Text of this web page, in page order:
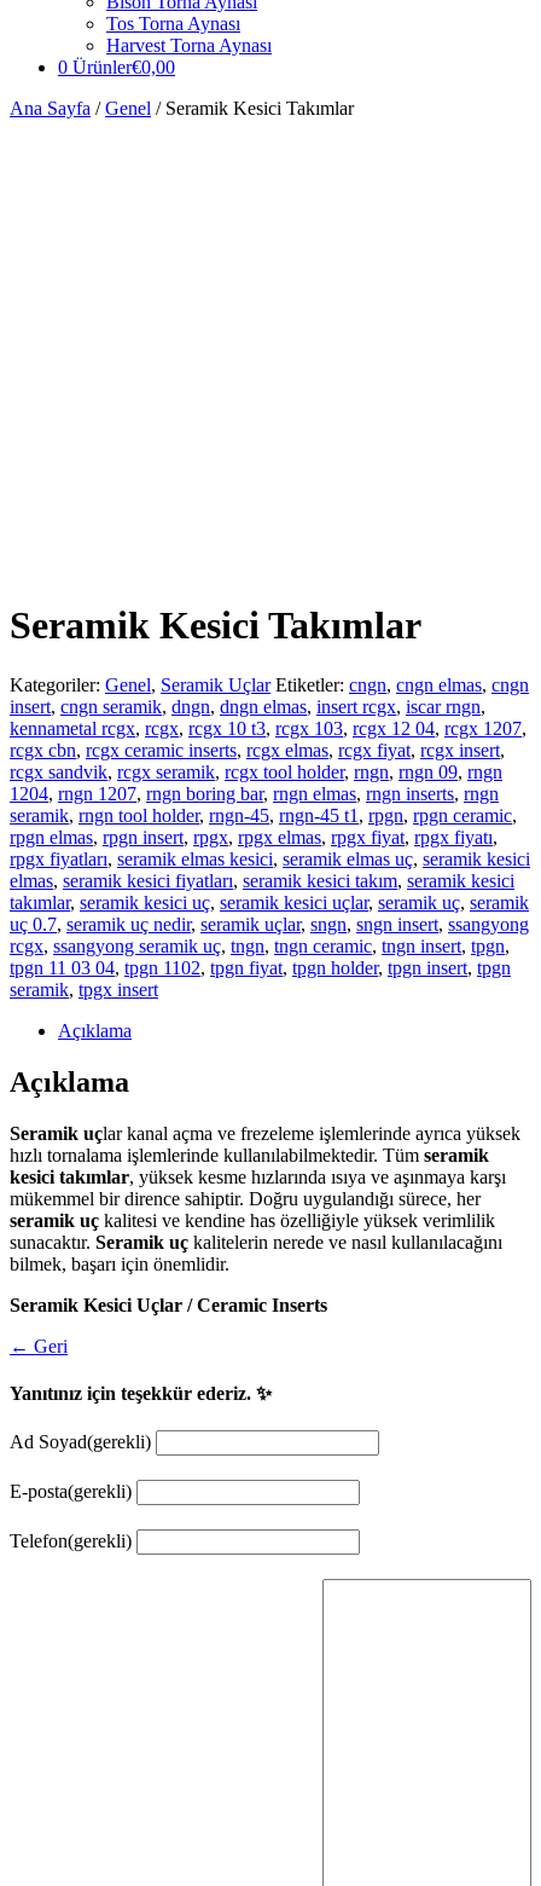
Tos Torna Aynası
Harvest Torna Aynası
0 Ürünler€0,00
Ana Sayfa /Genel / Seramik Kesici Takımlar
Seramik Kesici Takımlar
Kategoriler: Genel, Seramik Uçlar Etiketler: cngn, cngn elmas, cngn
insert, cngn seramik, dngn, dngn elmas, insert rcgx, iscar rngn,
kennametal rcgx, rcgx, rcgx 10 t3, rcgx 103, rcgx 12 04, rcgx 1207,
rcgx cbn, rcgx ceramic inserts, rcgx elmas, rcgx fiyat, rcgx insert,
rcgx sandvik, rcgx seramik, rcgx tool holder, rngn, rngn 09, rngn
1204, rngn 1207, rngn boring bar, rngn elmas, rngn inserts, rngn
seramik, rngn tool holder, rngn-45, rngn-45 t1 , rpgn, rpgn ceramic,
rpgn elmas, rpgn insert, rpgx, rpgx elmas, rpgx fiyat, rpgx fiyatı,
rpgx fiyatları, seramik elmas kesici, seramik elmas uç, seramik kesici
elmas, seramik kesici fiyatları, seramik kesici takım, seramik kesici
takımlar, seramik kesici uç, seramik kesici uçlar, seramik uç, seramik
uç 0.7, seramik uç nedir, seramik uçlar, sngn, sngn insert, ssangyong
rcgx, ssangyong seramik uç, tngn, tngn ceramic, tngn insert, tpgn,
tpgn 11 03 04, tpgn 1102, tpgn fiyat, tpgn holder, tpgn insert, tpgn
seramik, tpgx insert
Açıklama
Açıklama
Seramik uçlar kanal açma ve frezeleme işlemlerinde ayrıca yüksek
hızlı tornalama işlemlerinde kullanılabilmektedir. Tüm seramik
kesici takımlar, yüksek kesme hızlarında ısıya ve aşınmaya karşı
mükemmel bir dirence sahiptir. Doğru uygulandığı sürece, her
seramik uç kalitesi ve kendine has özelliğiyle yüksek verimlilik
sunacaktır. Seramik uç kalitelerin nerede ve nasıl kullanılacağını
bilmek, başarı için önemlidir.
Seramik Kesici Uçlar / Ceramic Inserts
← Geri
Yanıtınız için teşekkür ederiz. ✨
Ad Soyad(gerekli)
E-posta(gerekli)
Telefon(gerekli)